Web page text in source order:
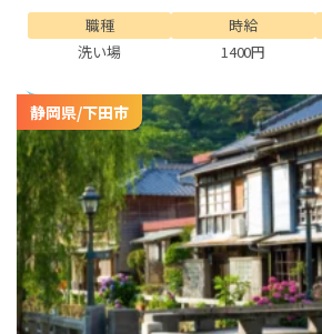
職種
洗い場
時給
1400円
静岡県/下田市